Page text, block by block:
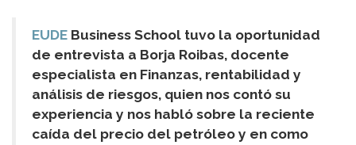
EUDE Business School tuvo la oportunidad
de entrevista a Borja Roibas, docente
especialista en Finanzas, rentabilidad y
análisis de riesgos, quien nos contó su
experiencia y nos habló sobre la reciente
caída del precio del petróleo y en como